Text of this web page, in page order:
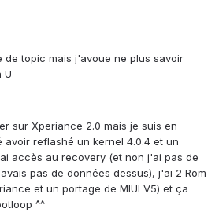
de topic mais j'avoue ne plus savoir
U
sur Xperiance 2.0 mais je suis en
avoir reflashé un kernel 4.0.4 et un
accès au recovery (et non j'ai pas de
pas de données dessus), j'ai 2 Rom
et un portage de MIUI V5) et ça
^^